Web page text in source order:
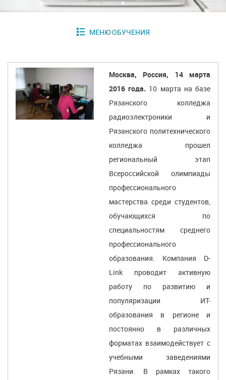
Москва, Россия, 14 марта
2016 года. 10 марта на базе
Рязанского колледжа
радиоэлектроники и
Рязанского политехнического
колледжа прошел
региональный этап
Всероссийской олимпиады
профессионального
мастерства среди студентов,
обучающихся по
специальностям среднего
профессионального
образования. Компания D-
Link проводит активную
работу по развитию и
популяризации ИТ-
образования в регионе и
постоянно в различных
форматах взаимодействует с
учебными заведениями
Рязани. В рамках такого